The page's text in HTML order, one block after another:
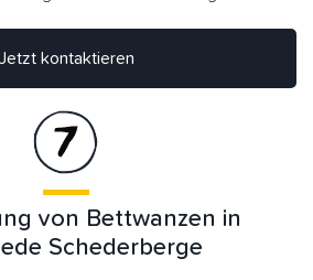
Jetzt kontaktieren
von Bettwanzen in
Schederberge